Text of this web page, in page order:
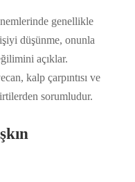
genellikle
düşünme, onunla
açıklar.
kalp çarpıntısı ve
sorumludur.